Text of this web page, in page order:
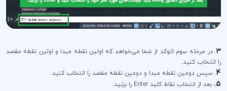
3. در مرحله سوم اتوکد از شما می‌خواهد که اولین نقطه مبدا و اولین نقطه مقصد
را انتخاب کنید.
4. سپس دومین نقطه مبدا و دومین نقطه مقصد را انتخاب کنید.
5. بعد از انتخاب نقاط کلید Enter را بزنید.